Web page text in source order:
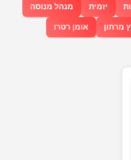
מנהל מנוסה יזמית
אומן רטרו מרתון